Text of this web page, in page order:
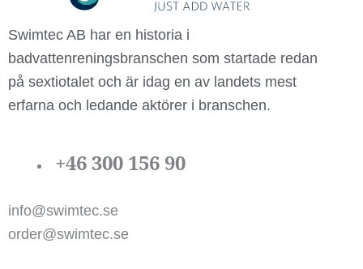
Swimtec AB har en historia i
badvattenreningsbranschen som startade redan
på sextiotalet och är idag en av landets mest
erfarna och ledande aktörer i branschen.
+46 300 156 90
info@swimtec.se
order@swimtec.se